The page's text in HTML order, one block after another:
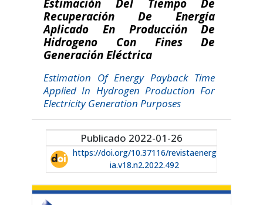
Estimación Del Tiempo De
Recuperación De Energía
Aplicado En Producción De
Hidrogeno Con Fines De
Generación Eléctrica
Estimation Of Energy Payback Time
Applied In Hydrogen Production For
Electricity Generation Purposes
Publicado 2022-01-26
https://doi.org/10.37116/revistaenerg
ia.v18.n2.2022.492